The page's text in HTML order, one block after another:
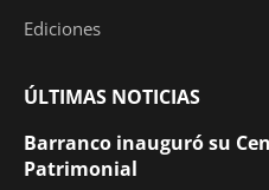
Ediciones
ÚLTIMAS NOTICIAS
Barranco inauguró su
Patrimonial